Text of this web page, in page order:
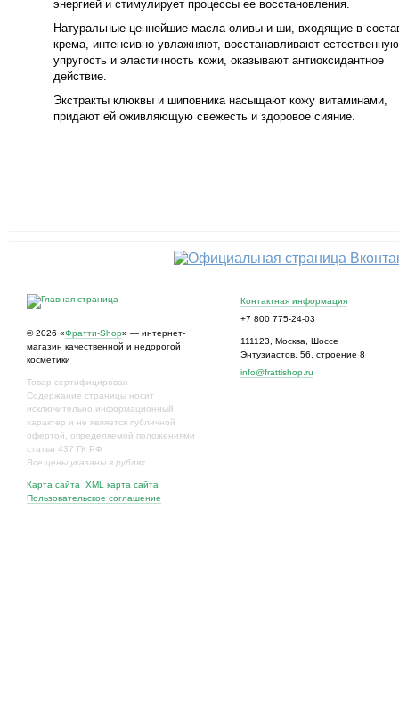
энергией и стимулирует процессы ее восстановления.
Натуральные ценнейшие масла оливы и ши, входящие в
крема, интенсивно увлажняют, восстанавливают естественную
упругость и эластичность кожи, оказывают антиоксидантное
действие.
Экстракты клюквы и шиповника насыщают кожу витаминами,
придают ей оживляющую свежесть и здоровое сияние.
© 2026 «Фратти-Shop» — интернет-
магазин качественной и недорогой
косметики
Товар сертифицирован
Содержание страницы носит
исключительно информационный
характер и не является публичной
офертой, определяемой положениями
статьи 437 ГК РФ
Все цены указаны в рублях.
Карта сайта
XML карта сайта
Пользовательское соглашение
Контактная информация
+7 800 775-24-03
111123 Москва
Шоссе
Энтузиастов, 56, строение 8
info@frattishop.ru